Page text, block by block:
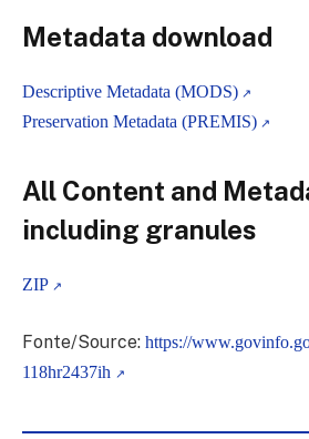
Metadata download
Descriptive Metadata (MODS)
Preservation Metadata (PREMIS)
All Content and
including granules
ZIP
Fonte/Source: https://
118hr2437ih